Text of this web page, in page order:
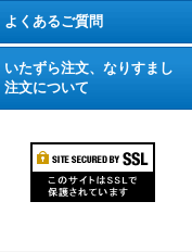
よくあるご質問
いたずら注文、なりすまし
注文について